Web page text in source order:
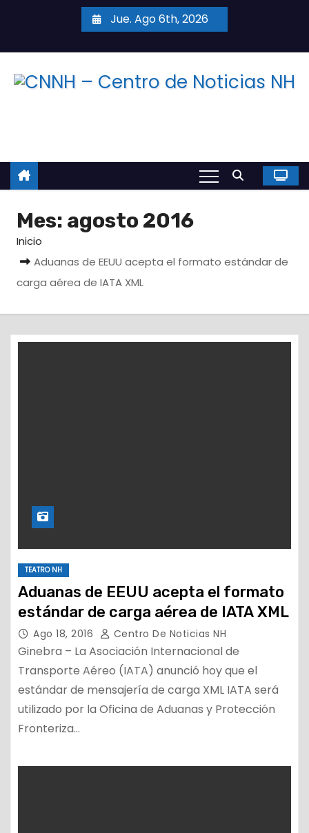
c
o
Jue. Ago 6th, 2026
Mes: agosto 2016
Inicio
Aduanas de EEUU acepta el formato estándar de
carga aérea de IATA XML
TEATRO NH
Aduanas de EEUU acepta el formato
estándar de carga aérea de IATA XML
Ago 18, 2016 Centro De Noticias NH
Ginebra – La Asociación Internacional de
Transporte Aéreo (IATA) anunció hoy que el
estándar de mensajería de carga XML IATA será
utilizado por la Oficina de Aduanas y Protección
Fronteriza…